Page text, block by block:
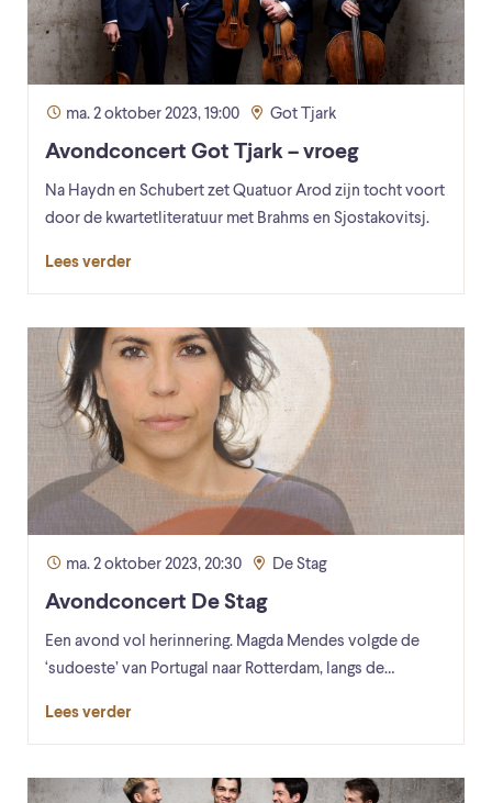
ma. 2 oktober 2023, 19:00 Got Tjark
Avondconcert Got Tjark – vroeg
Na Haydn en Schubert zet Quatuor Arod zijn tocht voort
door de kwartetliteratuur met Brahms en Sjostakovitsj.
Lees verder
ma. 2 oktober 2023, 20:30 De Stag
Avondconcert De Stag
Een avond vol herinnering. Magda Mendes volgde de
‘sudoeste’ van Portugal naar Rotterdam, langs de…
Lees verder